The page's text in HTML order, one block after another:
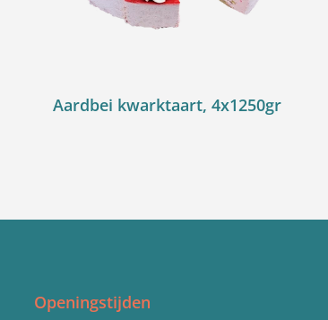
Aardbei kwarktaart, 4x1250gr
Openingstijden